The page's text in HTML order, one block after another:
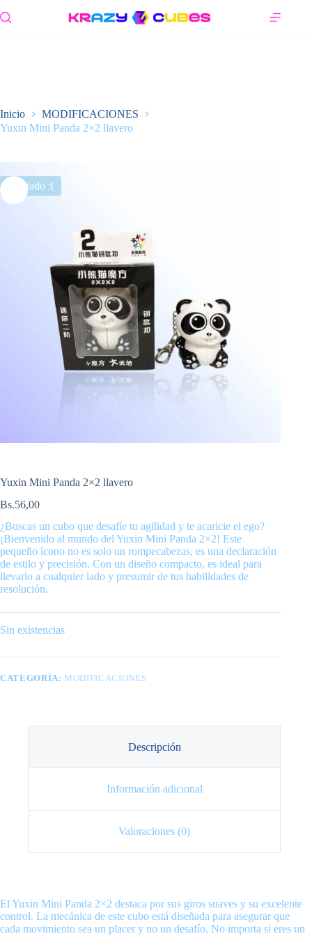
al
Inicio
MODIFICACIONES
Yuxin Mini Panda 2×2 llavero
Agotado :(
Yuxin Mini Panda 2×2 llavero
Bs.56,00
¿Buscas un cubo que desafíe tu agilidad y te acaricie el ego?
¡Bienvenido al mundo del Yuxin Mini Panda 2×2! Este
pequeño ícono no es solo un rompecabezas, es una declaración
de estilo y precisión. Con un diseño compacto, es ideal para
llevarlo a cualquier lado y presumir de tus habilidades de
resolución.
Sin existencias
CATEGORÍA: MODIFICACIONES
Descripción
Información adicional
Valoraciones (0)
El Yuxin Mini Panda 2×2 destaca por sus giros suaves y su excelente
control. La mecánica de este cubo está diseñada para asegurar que
cada movimiento sea un placer y no un desafío. No importa si eres un